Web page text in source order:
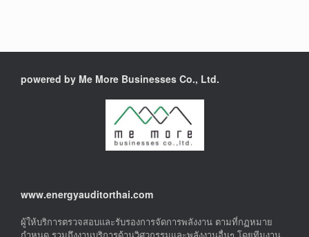
powered by Me More Businesses Co., Ltd.
www.energyauditorthai.com
ผู้ให้บริการตรวจสอบและรับรองการจัดการพลังงาน ตามที่กฏหมาย